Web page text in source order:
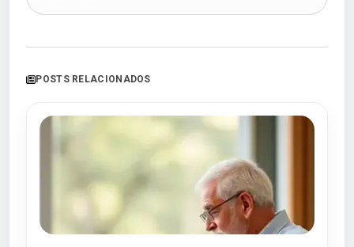
POSTS RELACIONADOS